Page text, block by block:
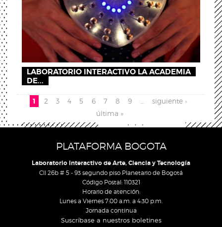
LABORATORIO INTERACTIVO LA ACADEMIA
DE...
Páginas
1 2 3 4 5 6 7 8 9
siguiente ›
última »
PLATAFORMA BOGOTA
Laboratorio Interactivo de Arte, Ciencia y Tecnología
Cll 26b # 5 - 93 segundo piso Planetario de Bogotá
Código Postal: 110321
Horario de atención:
Lunes a Viernes 7:00 a.m. a 4:30 p.m.
Jornada continua
Suscríbase a nuestros boletines